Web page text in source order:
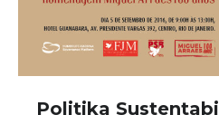
Politika